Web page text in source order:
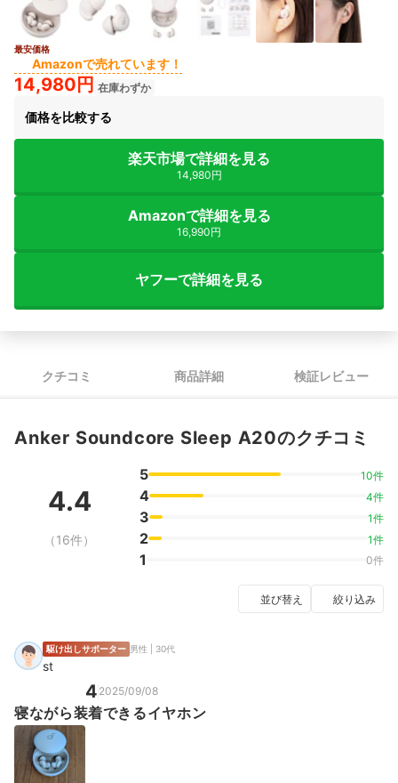
最安価格
Amazonで売れています！
14,980円 在庫わずか
価格を比較する
楽天市場で詳細を見る
14,980円
Amazonで詳細を見る
16,990円
ヤフーで詳細を見る
クチコミ 商品詳細 検証レビュー
Anker Soundcore Sleep A20のクチコミ
4.4
（16件）
5 10件
4 4件
3 1件
2 1件
1 0件
並び替え 絞り込み
駆け出しサポーター 男性 | 30代
st
4 2025/09/08
寝ながら装着できるイヤホン